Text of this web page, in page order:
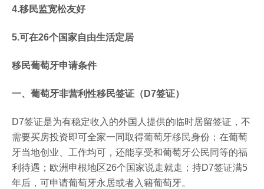
4.移民监宽松友好
5.可在26个国家自由生活定居
移民葡萄牙申请条件
一、葡萄牙非营利性移民签证（D7签证）
D7签证是为有稳定收入的外国人提供的临时居留签证，不
需要买房投资即可全家一同取得葡萄牙移民身份；在葡萄
牙当地创业、工作均可，还能享受和葡萄牙公民同等的福
利待遇；欧洲申根地区26个国家说走就走；持D7签证满5
年后，可申请葡萄牙永居或者入籍葡萄牙。